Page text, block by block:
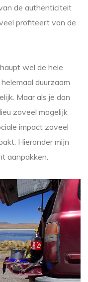
de authenticiteit
profiteert van de
wel de hele
duurzaam
Maar als je dan
zoveel mogelijk
impact zoveel
Hieronder mijn
aanpakken.